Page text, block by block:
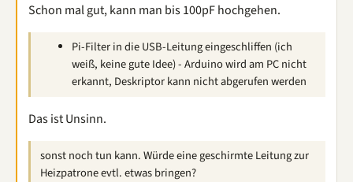
Schon mal gut, kann man bis 100pF hochgehen.
Pi-Filter in die USB-Leitung eingeschliffen (ich
weiß, keine gute Idee) - Arduino wird am PC nicht
erkannt, Deskriptor kann nicht abgerufen werden
Das ist Unsinn.
sonst noch tun kann. Würde eine geschirmte Leitung zur
Heizpatrone evtl. etwas bringen?